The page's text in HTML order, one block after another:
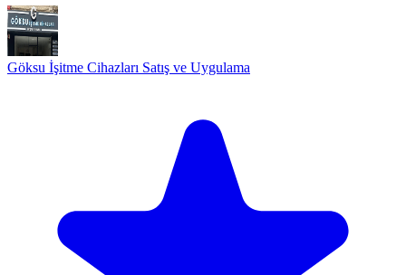
Göksu İşitme Cihazları Satış ve Uygulama